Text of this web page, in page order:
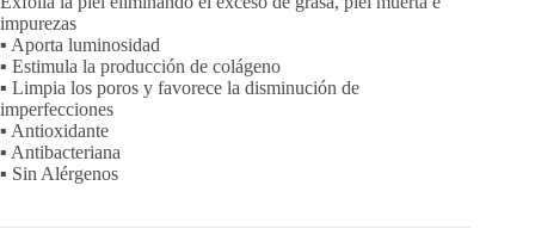
impurezas
▪ Aporta luminosidad
▪ Estimula la producción de colágeno
▪ Limpia los poros y favorece la disminución de
imperfecciones
▪ Antioxidante
▪ Antibacteriana
▪ Sin Alérgenos